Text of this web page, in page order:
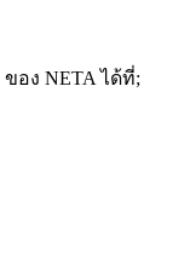
อง NETA ได้ที่;